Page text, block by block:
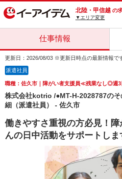
北陸・甲信越 の
▼エリア変更
仕事情報
更新日：2026/08/03 ※更新日時点の最新情報で
派遣社員
職種：佐久市｜障がい者支援員≪残業なし◎週
株式会社kotrio /●MT-H-2028787の
細（派遣社員） - 佐久市
働きやすさ重視の方必見！
んの日中活動をサポートしま